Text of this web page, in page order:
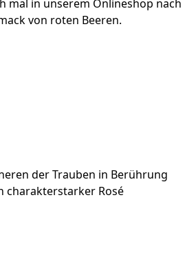
mal in unserem Onlineshop nach
von roten Beeren.
der Trauben in Berührung
charakterstarker Rosé